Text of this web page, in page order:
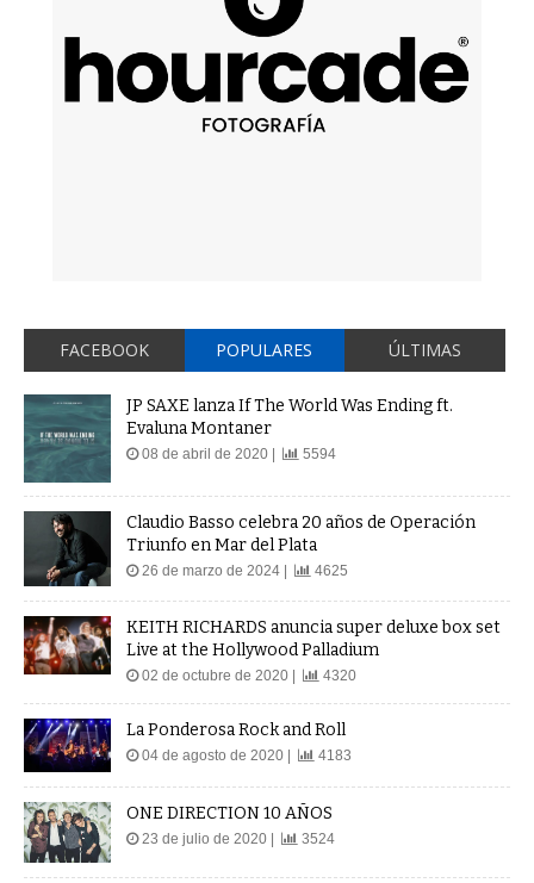
FACEBOOK POPULARES ÚLTIMAS
JP SAXE lanza If The World Was Ending ft.
Evaluna Montaner
08 de abril de 2020 | 5594
Claudio Basso celebra 20 años de Operación
Triunfo en Mar del Plata
26 de marzo de 2024 | 4625
KEITH RICHARDS anuncia super deluxe box set
Live at the Hollywood Palladium
02 de octubre de 2020 | 4320
La Ponderosa Rock and Roll
04 de agosto de 2020 | 4183
ONE DIRECTION 10 AÑOS
23 de julio de 2020 | 3524